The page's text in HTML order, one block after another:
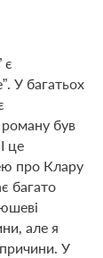
є
У багатьох
роману був
це
про Клару
багато
але я
У